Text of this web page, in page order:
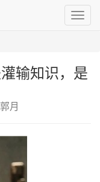
切
换
输知识，是
月